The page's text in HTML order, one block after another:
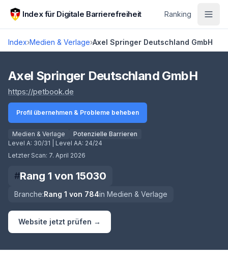
Zum Hauptinhalt springen
Index für Digitale Barrierefreiheit Ranking
Index›Medien & Verlage›Axel Springer Deutschland GmbH
Score lädt
Axel Springer Deutschland GmbH
https://petbook.de
Profil übernehmen & Probleme beheben
Medien & Verlage
Potenzielle Barrieren
Level A: 30/31 | Level AA: 24/24
Letzter Scan: 7. April 2026
#Rang 1 von 15030
Branche:Rang 1 von 784in Medien & Verlage
Website jetzt prüfen →